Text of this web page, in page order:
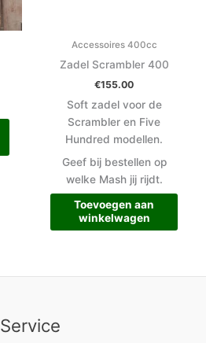
Accessoires 400cc
Zadel Scrambler 400
€155.00
Soft zadel voor de
Scrambler en Five
Hundred modellen.
Geef bij bestellen op
welke Mash jij rijdt.
Toevoegen aan
winkelwagen
Service